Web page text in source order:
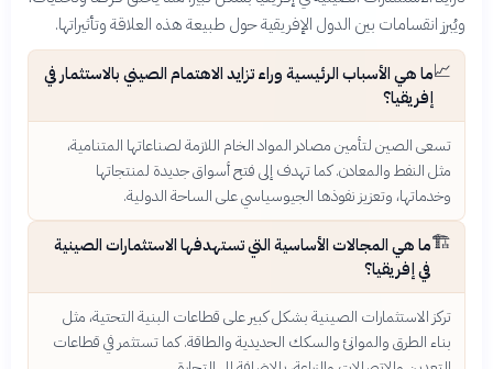
ويُبرز انقسامات بين الدول الإفريقية حول طبيعة هذه العلاقة وتأثيراتها.
📈ما هي الأسباب الرئيسية وراء تزايد الاهتمام الصيني بالاستثمار في
إفريقيا؟
تسعى الصين لتأمين مصادر المواد الخام اللازمة لصناعاتها المتنامية،
مثل النفط والمعادن. كما تهدف إلى فتح أسواق جديدة لمنتجاتها
وخدماتها، وتعزيز نفوذها الجيوسياسي على الساحة الدولية.
🏗️ما هي المجالات الأساسية التي تستهدفها الاستثمارات الصينية
في إفريقيا؟
تركز الاستثمارات الصينية بشكل كبير على قطاعات البنية التحتية، مثل
بناء الطرق والموانئ والسكك الحديدية والطاقة. كما تستثمر في قطاعات